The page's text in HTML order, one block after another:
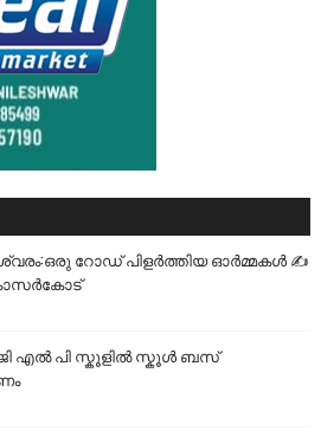
റോഡ് പിളർത്തിയ ഓർമ്മകൾ ✍️
ജി എൽ പി സ്കൂളിൽ സ്കൂൾ ബസ്